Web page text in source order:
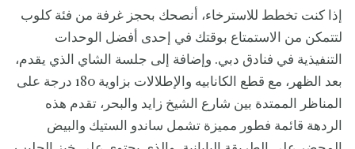
إذا كنت تخطط للاسترخاء، أنصحك بحجز غرفة من فئة كلوب
لتتمكن من الاستمتاع بوقتك في إحدى أفضل الوحدات
التنفيذية في فنادق دبي. وإضافة إلى جلسة الشاي الذي يقدم،
بعد الظهر، مع قطع الكانابيه والإطلالات بزاوية 180 درجة على
المناظر الممتدة بين شارع الشيخ زايد والبحر، تقدم هذه
الردهة قائمة فطور مميزة تشمل ساندو الستيك والبيض